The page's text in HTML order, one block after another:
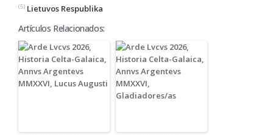
(5) Lietuvos Respublika
Artículos Relacionados: